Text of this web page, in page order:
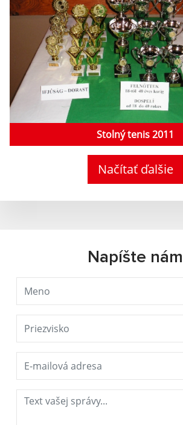
Stolný tenis 2011
Načítať ďalšie
Napíšte nám